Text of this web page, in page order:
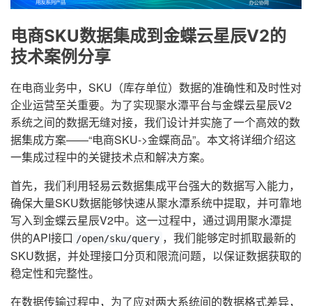
电商SKU数据集成到金蝶云星辰V2的
技术案例分享
在电商业务中，SKU（库存单位）数据的准确性和及时性对
企业运营至关重要。为了实现聚水潭平台与金蝶云星辰V2
系统之间的数据无缝对接，我们设计并实施了一个高效的数
据集成方案——“电商SKU->金蝶商品”。本文将详细介绍这
一集成过程中的关键技术点和解决方案。
首先，我们利用轻易云数据集成平台强大的数据写入能力，
确保大量SKU数据能够快速从聚水潭系统中提取，并可靠地
写入到金蝶云星辰V2中。这一过程中，通过调用聚水潭提
供的API接口 /open/sku/query ，我们能够定时抓取最新的
SKU数据，并处理接口分页和限流问题，以保证数据获取的
稳定性和完整性。
在数据传输过程中，为了应对两大系统间的数据格式差异，